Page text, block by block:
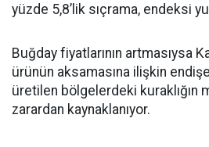
yüzde 5,8’lik sıçrama, endeksi
Buğday fiyatlarının artmasıysa
ürünün aksamasına ilişkin
üretilen bölgelerdeki kuraklığın
zarardan kaynaklanıyor.